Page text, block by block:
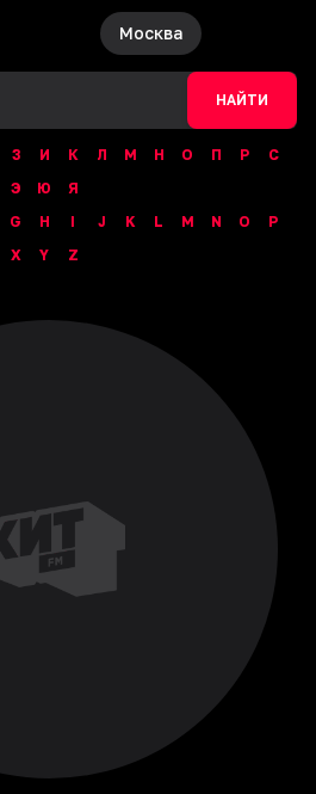
Москва
НАЙТИ
З И К Л М Н О П Р
С
Э Ю
Я
G H I J K L M N O
P
X Y Z